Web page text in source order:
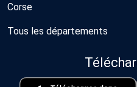
Corse
Tous les départements